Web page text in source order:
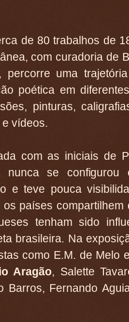
de 80 trabalhos de
com curadoria de
percorre uma
poética em
pinturas,
vídeos.
com as iniciais de
nunca se configurou
e teve pouca
os países
tenham sido
brasileira. Na
como E.M. de Melo
Aragão, Salette
Barros, Fernando